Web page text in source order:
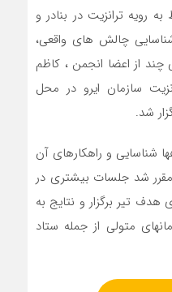
رویه ترانزیت در بنادر و
چالش های واقعی،
از اعضا انجمن ، کاظم
سازمان ایرو در محل
شد.
شناسایی و راهکارهای آن
شد جلسات بیشتری در
تیر برگزار و نتایج به
متولی از جمله ستاد